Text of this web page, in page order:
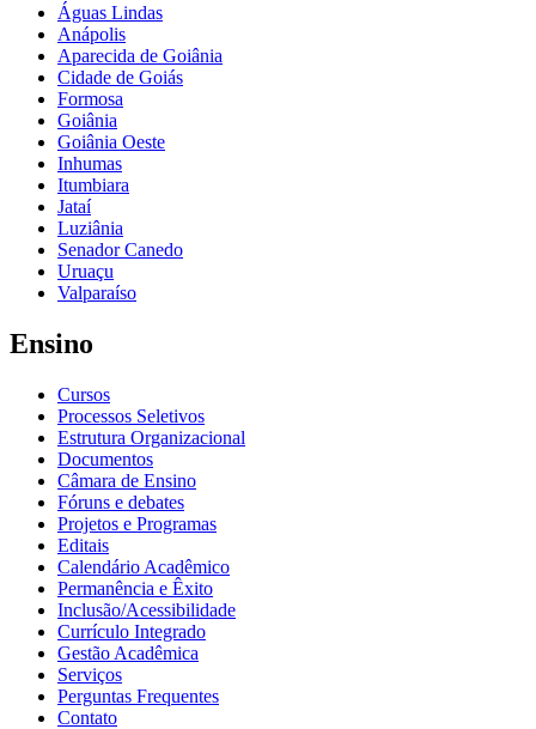
Águas Lindas
Anápolis
Aparecida de Goiânia
Cidade de Goiás
Formosa
Goiânia
Goiânia Oeste
Inhumas
Itumbiara
Jataí
Luziânia
Senador Canedo
Uruaçu
Valparaíso
Ensino
Cursos
Processos Seletivos
Estrutura Organizacional
Documentos
Câmara de Ensino
Fóruns e debates
Projetos e Programas
Editais
Calendário Acadêmico
Permanência e Êxito
Inclusão/Acessibilidade
Currículo Integrado
Gestão Acadêmica
Serviços
Perguntas Frequentes
Contato